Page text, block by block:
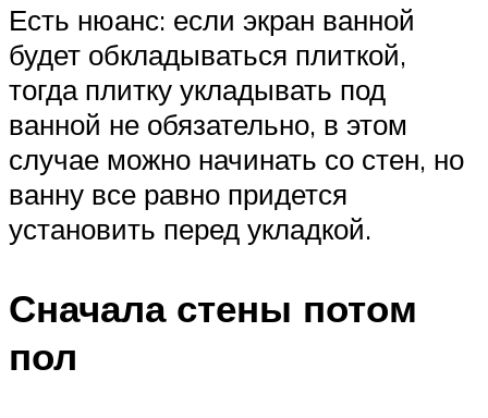
Есть нюанс: если экран ванной
будет обкладываться плиткой,
тогда плитку укладывать под
ванной не обязательно, в этом
случае можно начинать со стен, но
ванну все равно придется
установить перед укладкой.
Сначала стены потом
пол